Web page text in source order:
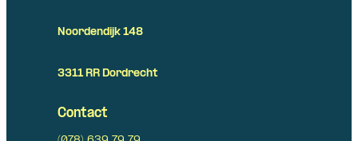
Noordendijk 148
3311 RR Dordrecht
Contact